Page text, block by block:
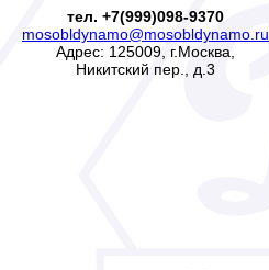
тел. +7(999)098-9370
mosobldynamo@mosobldynamo.ru
Адрес: 125009, г.Москва,
Никитский пер., д.3